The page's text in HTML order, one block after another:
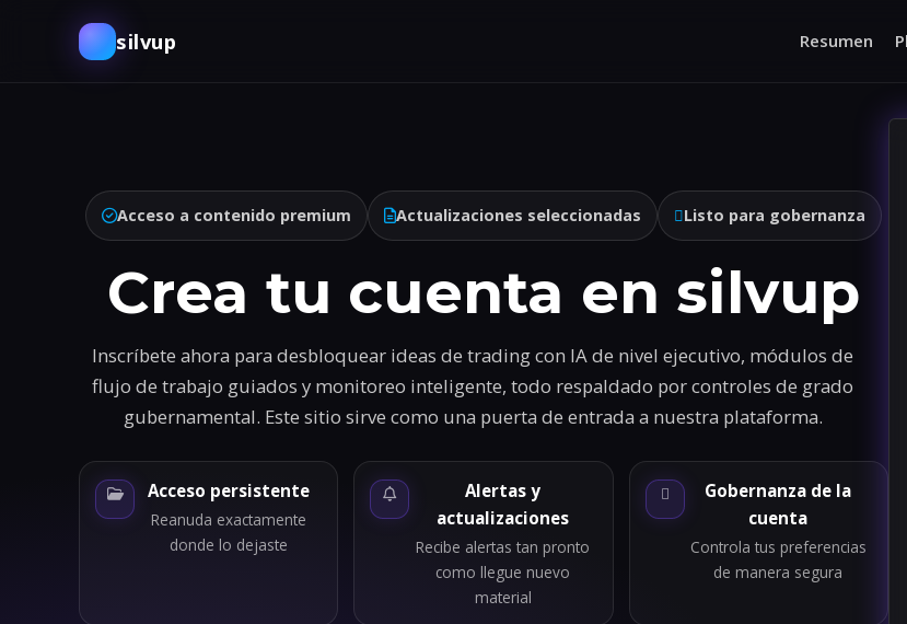
silvup Resumen
Acceso a contenido premium Actualizaciones seleccionadas Listo para gobernanza
Crea tu cuenta en silvup
Inscríbete ahora para desbloquear ideas de trading con IA de nivel ejecutivo, módulos de
flujo de trabajo guiados y monitoreo inteligente, todo respaldado por controles de grado
gubernamental. Este sitio sirve como una puerta de entrada a nuestra plataforma.
Acceso persistente
Reanuda exactamente
donde lo dejaste
Alertas y
actualizaciones
Recibe alertas tan pronto
como llegue nuevo
material
Gobernanza de la
cuenta
Controla tus preferencias
de manera segura